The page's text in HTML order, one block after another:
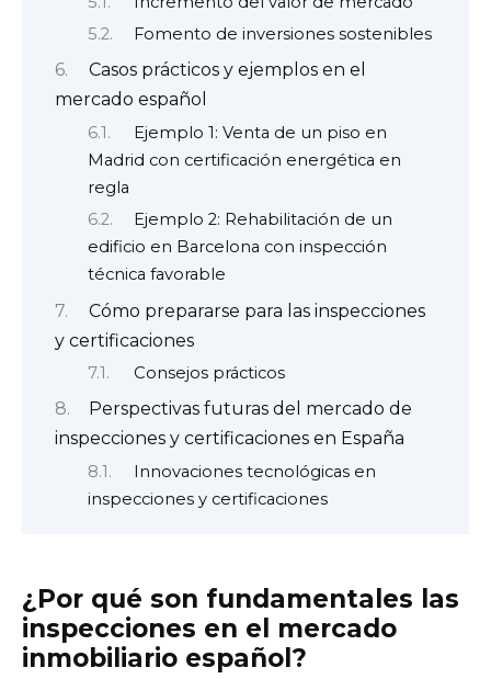
Fomento de inversiones sostenibles
Casos prácticos y ejemplos en el
mercado español
Ejemplo 1: Venta de un piso en
Madrid con certificación energética en
regla
Ejemplo 2: Rehabilitación de un
edificio en Barcelona con inspección
técnica favorable
Cómo prepararse para las inspecciones
y certificaciones
Consejos prácticos
Perspectivas futuras del mercado de
inspecciones y certificaciones en España
Innovaciones tecnológicas en
inspecciones y certificaciones
¿Por qué son fundamentales las
inspecciones en el mercado
inmobiliario español?